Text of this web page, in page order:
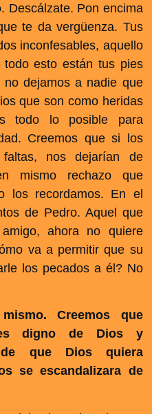
Descálzate. Pon encima
te da vergüenza. Tus
inconfesables, aquello
esto están tus pies
no dejamos a nadie que
que son como heridas
todo lo posible para
Creemos que si los
nos dejarían de
mismo rechazo que
los recordamos. En el
de Pedro. Aquel que
ahora no quiere
va a permitir que su
los pecados a él? No
Creemos que
digno de Dios y
que Dios quiera
se escandalizara de